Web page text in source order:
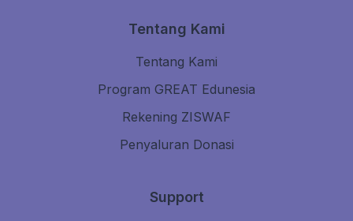
Tentang Kami
Tentang Kami
Program GREAT Edunesia
Rekening ZISWAF
Penyaluran Donasi
Support